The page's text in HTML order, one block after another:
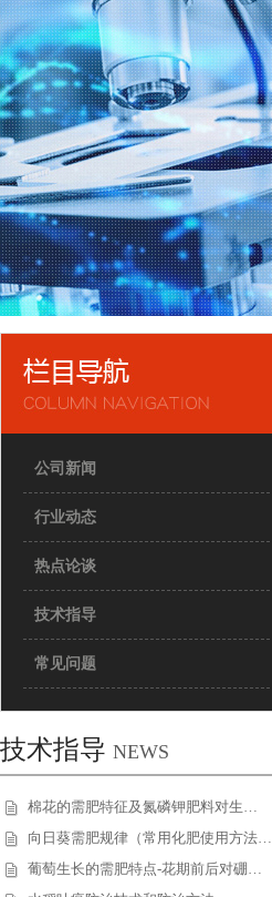
公司新闻
行业动态
热点论谈
技术指导
常见问题
技术指导 NEWS
棉花的需肥特征及氮磷钾肥料对生…
向日葵需肥规律（常用化肥使用方法…
葡萄生长的需肥特点-花期前后对硼…